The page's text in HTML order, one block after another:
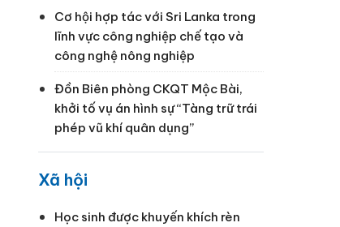
Cơ hội hợp tác với Sri Lanka trong
lĩnh vực công nghiệp chế tạo và
công nghệ nông nghiệp
Đồn Biên phòng CKQT Mộc Bài,
khởi tố vụ án hình sự “Tàng trữ trái
phép vũ khí quân dụng”
Xã hội
Học sinh được khuyến khích rèn